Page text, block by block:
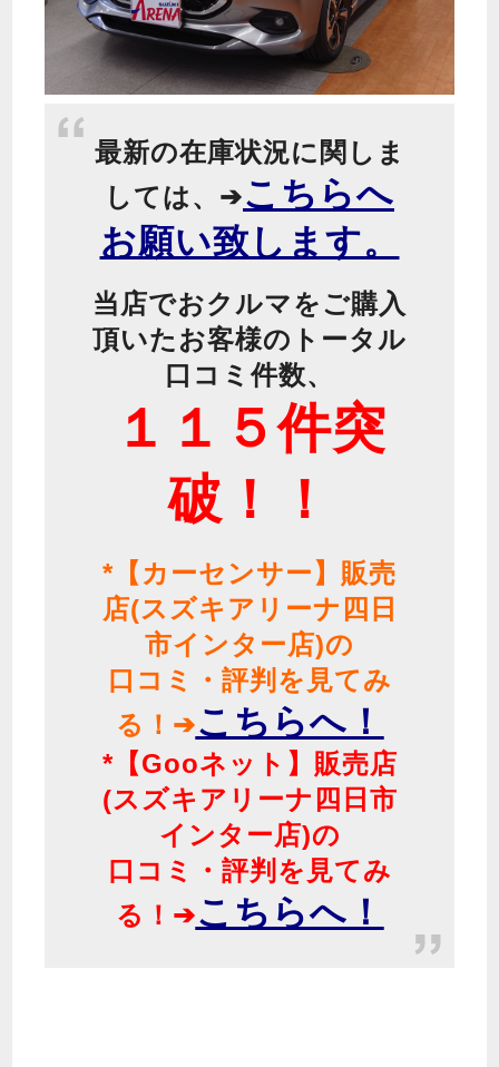
最新の在庫状況に関しま
しては、➔こちらへ
お願い致します。
当店でおクルマをご購入
頂いたお客様のトータル
口コミ件数、
１１５件突
破！！
*【カーセンサー】販売
店(スズキアリーナ四日
市インター店)の
口コミ・評判を見てみ
る！➔こちらへ！
*【Gooネット】販売店
(スズキアリーナ四日市
インター店)の
口コミ・評判を見てみ
る！➔こちらへ！